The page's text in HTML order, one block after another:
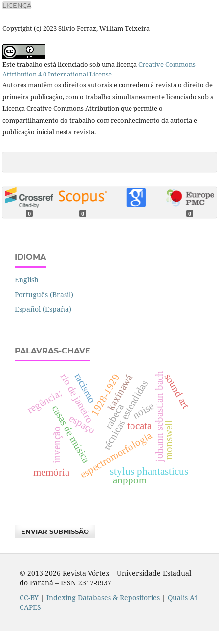
LICENÇA
Copyright (c) 2023 Silvio Ferraz, William Teixeira
Este trabalho está licenciado sob uma licençaCreative Commons
Attribution 4.0 International License.
Autores mantêm os direitos autorais e concedem à revista o direito de
primeira publicação, com o trabalho simultaneamente licenciado sob a
Licença Creative Commons Attribution que permite o
compartilhamento do trabalho com reconhecimento da autoria e
publicação inicial nesta revista.
0 0 0
IDIOMA
English
Português (Brasil)
Español (España)
PALAVRAS-CHAVE
técnicas estendidasjohann sebastian bach
casas de música
rio de janeiro1928-1929
espectromorfologia
espaço
invenção
stylus phantasticus
anppom
tocata
regência;
rabeca
racismo
memória
monswell
noise
sound art
kaxinawá
ENVIAR SUBMISSÃO
© 2013-2026 Revista Vórtex – Universidade Estadual
do Paraná – ISSN 2317-9937
CC-BY| Indexing Databases & Repositories| Qualis A1
CAPES